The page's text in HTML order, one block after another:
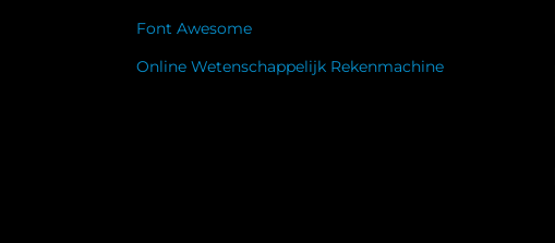
Font Awesome
Online Wetenschappelijk Rekenmachine